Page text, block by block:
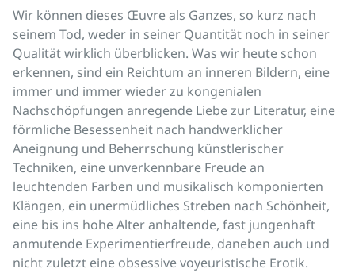
Wir können dieses Œuvre als Ganzes, so kurz nach
seinem Tod, weder in seiner Quantität noch in seiner
Qualität wirklich überblicken. Was wir heute schon
erkennen, sind ein Reichtum an inneren Bildern, eine
immer und immer wieder zu kongenialen
Nachschöpfungen anregende Liebe zur Literatur, eine
förmliche Besessenheit nach handwerklicher
Aneignung und Beherrschung künstlerischer
Techniken, eine unverkennbare Freude an
leuchtenden Farben und musikalisch komponierten
Klängen, ein unermüdliches Streben nach Schönheit,
eine bis ins hohe Alter anhaltende, fast jungenhaft
anmutende Experimentierfreude, daneben auch und
nicht zuletzt eine obsessive voyeuristische Erotik.